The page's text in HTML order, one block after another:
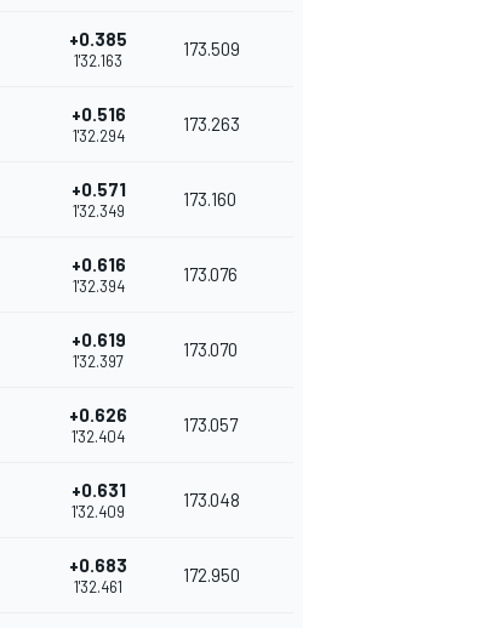
+0.385
1'32.163
173.509
+0.516
1'32.294
173.263
+0.571
1'32.349
173.160
+0.616
1'32.394
173.076
+0.619
1'32.397
173.070
+0.626
1'32.404
173.057
+0.631
1'32.409
173.048
+0.683
1'32.461
172.950